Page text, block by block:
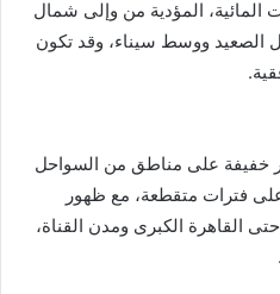
المائية، المؤدية من وإلى شمال
الصعيد ووسط سيناء، وقد تكون
خفيفة على مناطق من السواحل
فترات متقطعة، مع ظهور
القاهرة الكبرى ومدن القناة،